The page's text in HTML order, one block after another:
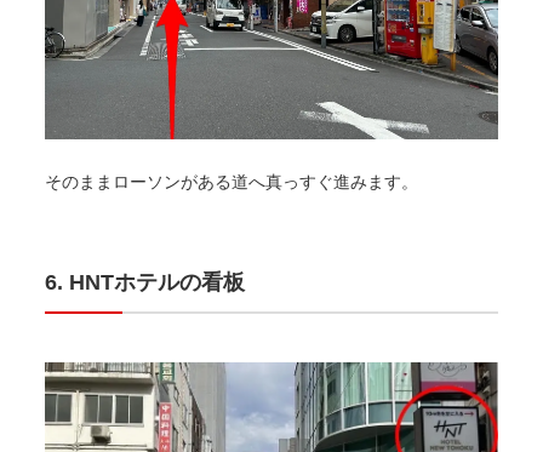
そのままローソンがある道へ真っすぐ進みます。
HNTホテルの看板